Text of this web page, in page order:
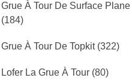
Grue À Tour De Surface Plane
(184)
Grue À Tour De Topkit(322)
Lofer La Grue À Tour (80)